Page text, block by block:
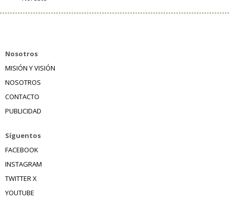
Nosotros
MISIÓN Y VISIÓN
NOSOTROS
CONTACTO
PUBLICIDAD
Síguentos
FACEBOOK
INSTAGRAM
TWITTER X
YOUTUBE